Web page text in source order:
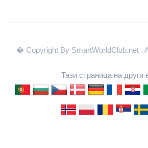
� Copyright By SmartWorldClub.net .
Тази страница на други